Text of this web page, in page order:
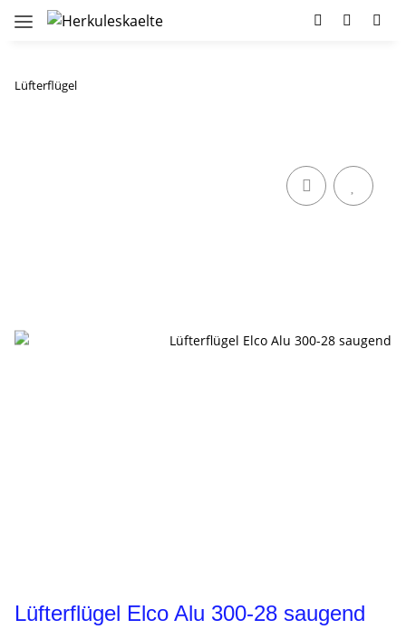
Lüfterflügel
Lüfterflügel Elco Alu 300-28 saugend